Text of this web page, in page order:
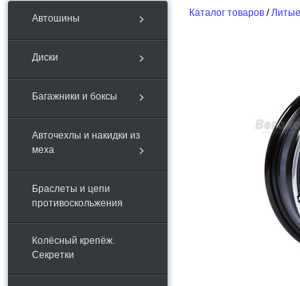
Автошины
Диски
Багажники и боксы
Авточехлы и накидки из
меха
Браслеты и цепи
противоскольжения
Колёсный крепёж.
Секретки
Каталог товаров /